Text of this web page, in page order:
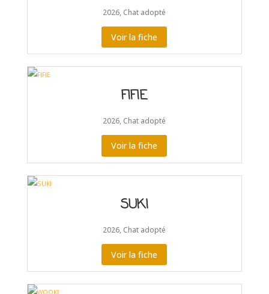
2026, Chat adopté
Voir la fiche
FIFIE
2026, Chat adopté
Voir la fiche
SUKI
2026, Chat adopté
Voir la fiche